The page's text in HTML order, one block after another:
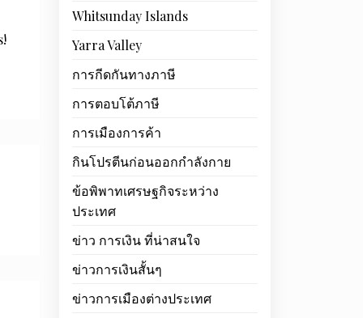
Whitsunday Islands
Yarra Valley
การกีดกันทางภาษี
การตอบโต้ภาษี
การเมืองการค้า
กินโปรตีนก่อนออกกำลังกาย
ข้อพิพาทเศรษฐกิจระหว่าง
ประเทศ
ข่าว การเงิน ที่น่าสนใจ
ข่าวการเงินสั้นๆ
ข่าวการเมืองต่างประเทศ